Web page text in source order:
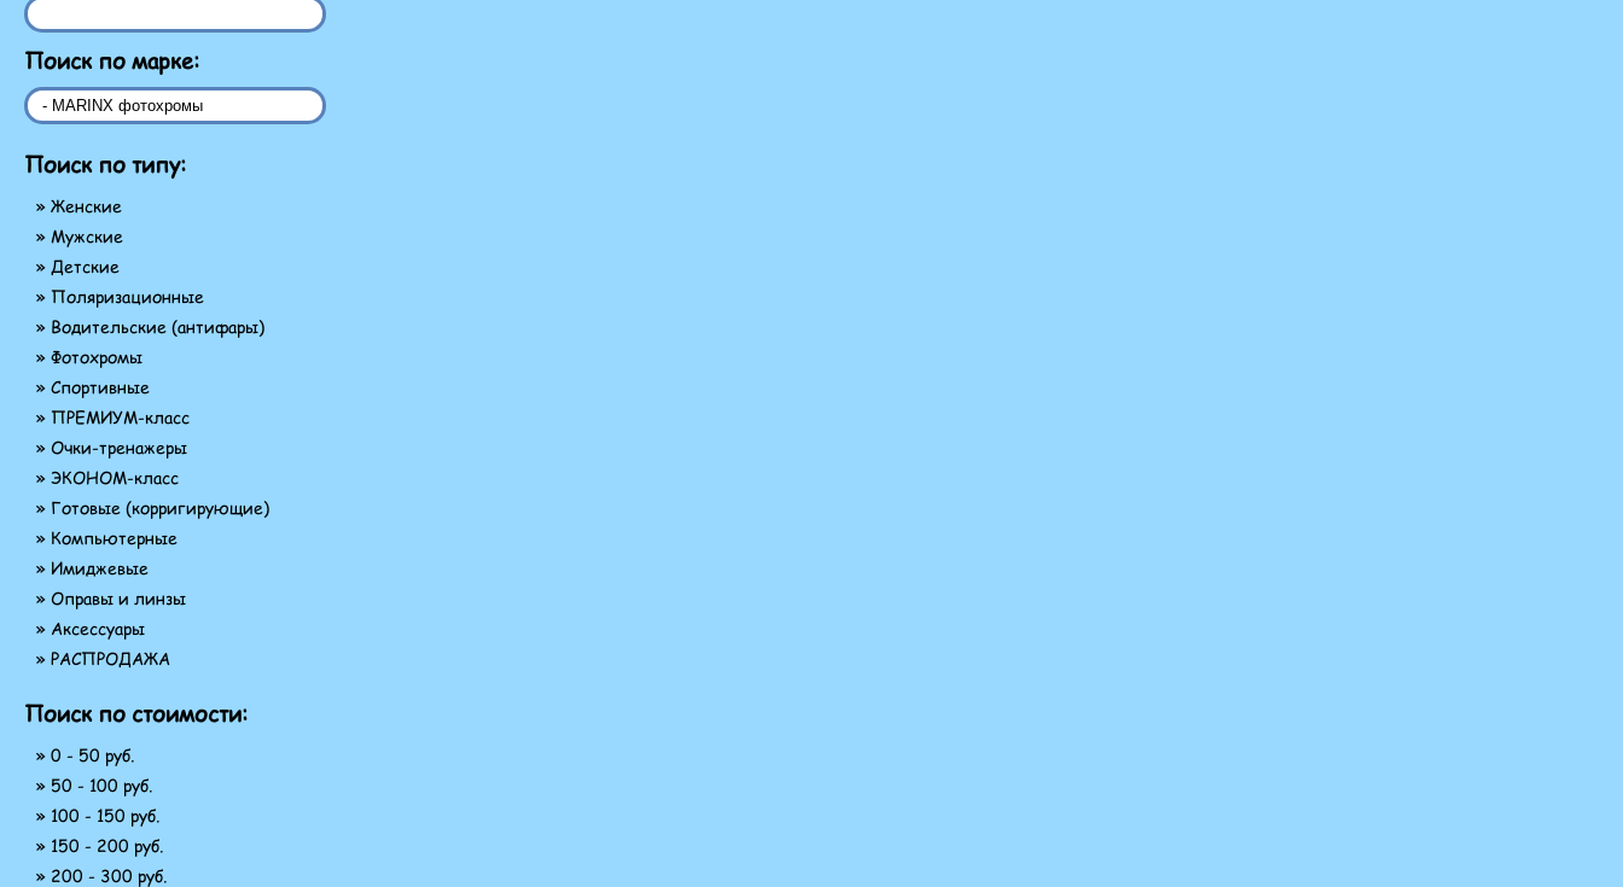
Поиск по марке:
Поиск по типу:
» Женские
» Мужские
» Детские
» Поляризационные
» Водительские (антифары)
» Фотохромы
» Спортивные
» ПРЕМИУМ-класс
» Очки-тренажеры
» ЭКОНОМ-класс
» Готовые (корригирующие)
» Компьютерные
» Имиджевые
» Оправы и линзы
» Аксессуары
» РАСПРОДАЖА
Поиск по стоимости:
» 0 - 50 руб.
» 50 - 100 руб.
» 100 - 150 руб.
» 150 - 200 руб.
» 200 - 300 руб.